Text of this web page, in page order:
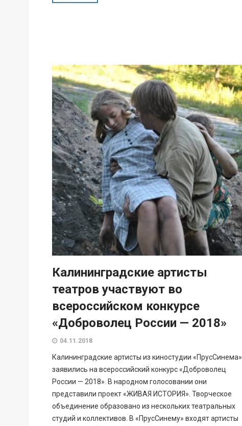
Калининградские артисты
театров участвуют во
всероссийском конкурсе
«Доброволец России — 2018»
04.11.2018
Калининградские артисты из киностудии «ПрусСинема»
заявились на всероссийский конкурс «Доброволец
России — 2018». В народном голосовании они
представили проект «ЖИВАЯ ИСТОРИЯ». Творческое
объединение образовано из нескольких театральных
студий и коллективов. В «ПрусСинему» входят артисты